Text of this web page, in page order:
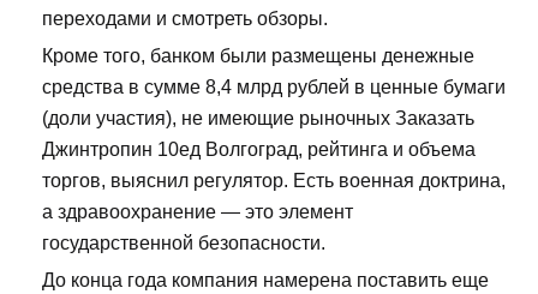
переходами и смотреть обзоры.
Кроме того, банком были размещены денежные
средства в сумме 8,4 млрд рублей в ценные бумаги
(доли участия), не имеющие рыночных Заказать
Джинтропин 10ед Волгоград, рейтинга и объема
торгов, выяснил регулятор. Есть военная доктрина,
а здравоохранение — это элемент
государственной безопасности.
До конца года компания намерена поставить еще